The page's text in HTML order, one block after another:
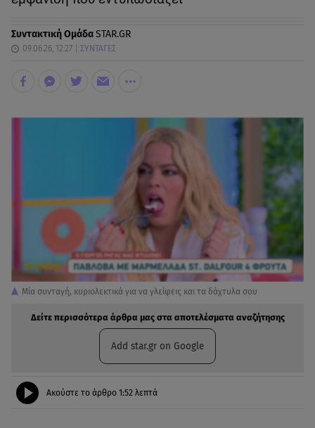
Συντακτική ΟμάδαSTAR.GR
09.06.26, 12:27 ΣΥΝΤΑΓΕΣ
Μία συνταγή, κυριολεκτικά για να γλείφεις και τα δάχτυλα σου
Δείτε περισσότερα άρθρα μας στα αποτελέσματα αναζήτησης
Add star.gr on Google
Ακούστε το άρθρο 1:52 λεπτά